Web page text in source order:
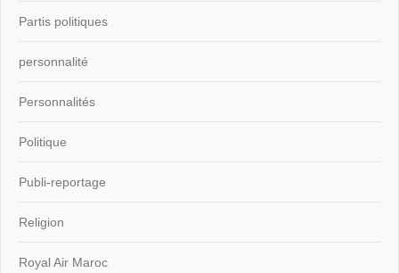
Partis politiques
personnalité
Personnalités
Politique
Publi-reportage
Religion
Royal Air Maroc